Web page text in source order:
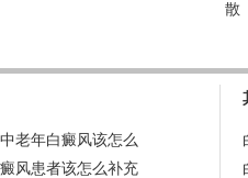
散
老年白癜风该怎么
风患者该怎么补充